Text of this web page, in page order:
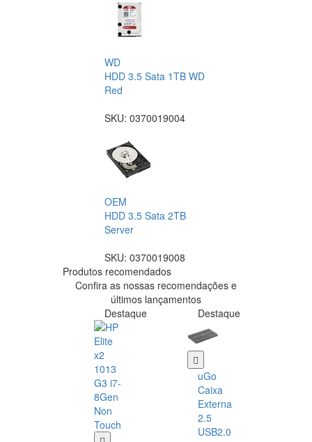
WD
HDD 3.5 Sata 1TB WD
Red
SKU: 0370019004
OEM
HDD 3.5 Sata 2TB
Server
SKU: 0370019008
Produtos recomendados
Confira as nossas recomendações e
últimos lançamentos
Destaque
Destaque
uGo
Caixa
Externa
2.5
USB2.0